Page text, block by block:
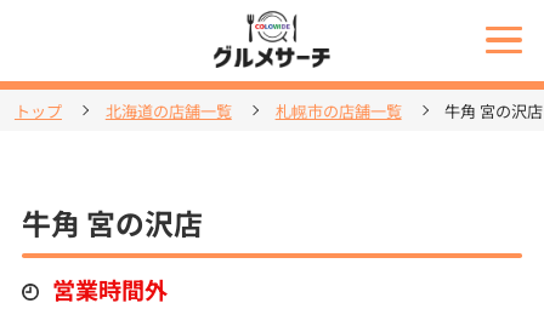
トップ 北海道の店舗一覧 札幌市の店舗一覧 牛角 宮の沢店
牛角 宮の沢店
営業時間外